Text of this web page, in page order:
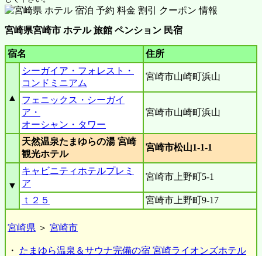
宮崎県宮崎市 ホテル 旅館 ペンション 民宿
宿名 住所
▲
シーガイア・フォレスト・
コンドミニアム
宮崎市山崎町浜山
フェニックス・シーガイ
ア・
オーシャン・タワー
宮崎市山崎町浜山
天然温泉たまゆらの湯 宮崎
観光ホテル
宮崎市松山1-1-1
▼
キャビニティホテルプレミ
ア
宮崎市上野町5-1
ｔ２５ 宮崎市上野町9-17
宮崎県 ＞ 宮崎市
・ たまゆら温泉＆サウナ完備の宿 宮崎ライオンズホテル